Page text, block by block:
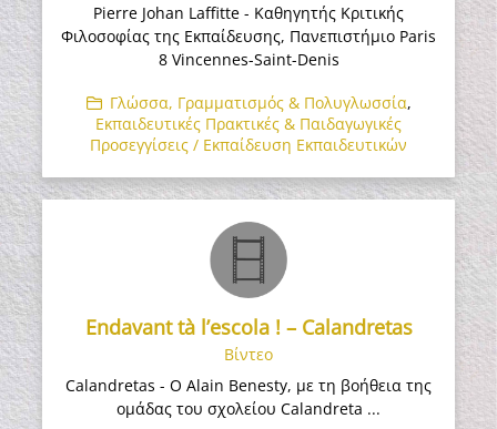
Pierre Johan Laffitte - Καθηγητής Κριτικής
Φιλοσοφίας της Εκπαίδευσης, Πανεπιστήμιο Paris
8 Vincennes-Saint-Denis
Γλώσσα, Γραμματισμός & Πολυγλωσσία,
Εκπαιδευτικές Πρακτικές & Παιδαγωγικές
Προσεγγίσεις / Εκπαίδευση Εκπαιδευτικών
Endavant tà l’escola ! – Calandretas
Βίντεο
Calandretas - Ο Alain Benesty, με τη βοήθεια της
ομάδας του σχολείου Calandreta ...